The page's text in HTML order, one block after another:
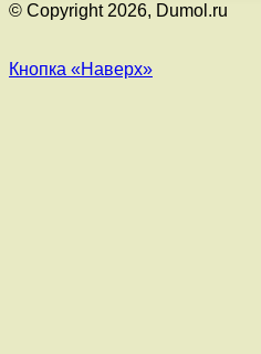
© Copyright 2026, Dumol.ru
Кнопка «Наверх»